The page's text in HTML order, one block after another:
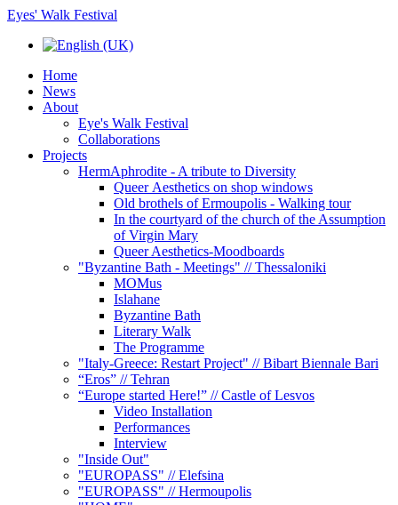
Eyes' Walk Festival
Home
News
About
Eye's Walk Festival
Collaborations
Projects
HermAphrodite - A tribute to Diversity
Queer Αesthetics on shop windows
Old brothels of Ermoupolis - Walking tour
In the courtyard of the church of the Assumption
of Virgin Mary
Queer Aesthetics-Moodboards
"Byzantine Bath - Meetings" // Thessaloniki
MOMus
Islahane
Byzantine Bath
Literary Walk
The Programme
"Italy-Greece: Restart Project" // Bibart Biennale Bari
“Eros” // Tehran
“Europe started Here!” // Castle of Lesvos
Video Installation
Performances
Interview
"Inside Out"
"EUROPASS" // Elefsina
"EUROPASS" // Hermoupolis